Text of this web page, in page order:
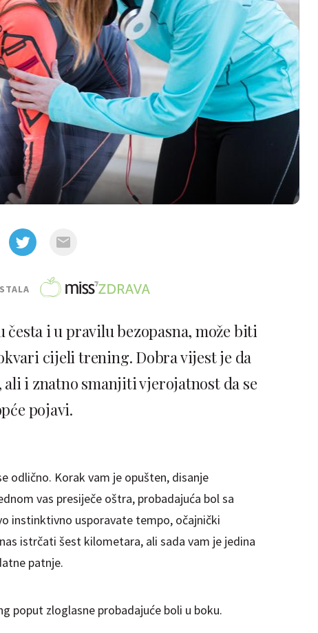
i u pravilu bezopasna, može biti
cijeli trening. Dobra vijest je da
i znatno smanjiti vjerojatnost da se
pojavi.
odlično. Korak vam je opušten, disanje
vas presiječe oštra, probadajuća bol sa
instinktivno usporavate tempo, očajnički
istrčati šest kilometara, ali sada vam je jedina
patnje.
poput zloglasne probadajuće boli u boku.